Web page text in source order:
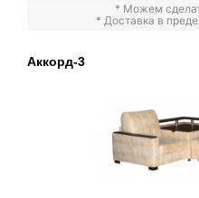
* Можем
* Доставка в
Аккорд-3